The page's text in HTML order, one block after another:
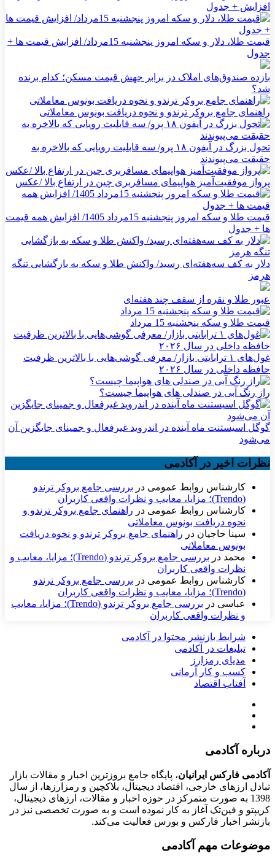
افزایش + جدول
قیمت طلا، دلار و سکه امروز پنجشنبه 15مرداد/ افزایش قیمت ها +
جدول
بازده صندوق‌های املاک در برابر جهش قیمت مسکن؛ کدام برنده
شد؟
راهنمای جامع بروکر ترندو و نحوه دریافت بونوس معاملاتی
تحول بزرگ در آیفون ۱۸ پرو/ سه قابلیت رویایی که بالاخره به
حقیقت می‌پیوندند
پرواز موفقیت‌آمیز هواپیمای مسافربری چین در ارتفاع بالا /عکس
قیمت طلا و سکه امروز پنجشنبه 15مرداد 1405/ افزایش همه قیمت
ها + جدول
دلار به کف سه‌هفته‌ای رسید/ واکنش طلا و سکه به بازگشایی تنگه
هرمز
عبور طلا و نقره از سقف چند هفته‌ای
قیمت طلا و سکه پنجشنبه 15 مرداد
غول‌های ۱ ترابایتی بازار/ معرفی گوشی‌هایی با بالاترین ظرفیت
حافظه داخلی در سال ۲۰۲۶
راز رنگ آبی در صندلی های هواپیما چیست؟
گوگل اسیستنت ماه آینده در اندروید غیرفعال و جمینای جایگزین آن
می‌شود
نظرات اخیر در آکادمی
کارشناس روابط عمومی در بررسی جامع بروکر ترندو
(Trendo)؛ مزایا، معایب و نظرات واقعی کاربران
کارشناس روابط عمومی در راهنمای جامع بروکر ترندو و
نحوه دریافت بونوس معاملاتی
سینا حاجیان در راهنمای جامع بروکر ترندو و نحوه دریافت
بونوس معاملاتی
محمد در
بررسی جامع بروکر ترندو (Trendo)؛ مزایا، معایب و
نظرات واقعی کاربران
کارشناس روابط عمومی در بررسی جامع بروکر ترندو
(Trendo)؛ مزایا، معایب و نظرات واقعی کاربران
عباسی در
بررسی جامع بروکر ترندو (Trendo)؛ مزایا، معایب
و نظرات واقعی کاربران
شرایط بازنشر محتوا در آکادمی
تبلیغات در آکادمی
مدیای رمزارز
کسب و کار آرمانی
آفتاب اقتصاد
درباره آکادمی
آکادمی فارکس ایرانیان، پایگاه جامع بروزترین اخبار و مقالات بازار
تبادل ارزهای خارجی، اقتصاد دیجیتال، بلاکچین و رمزارزها، از سال
1398 به صورت متمرکز در حوزه اخبار و مقالات، ارزهای‌ دیجیتال،
کریپتو و فین‌تک آغاز به کار نموده است و به صورت تخصصی نیز در
بازنشر اخبار فارکس و بورس فعالیت می‌کند.
موضوعات مهم آکادمی